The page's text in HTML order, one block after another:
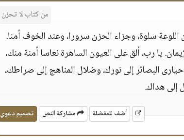
من كتاب لا تحزن
اللوعة سلوة، وجزاء الحزن سرورا، وعند الخوف أمنا.
يا رب، ألق على العيون الساهرة نعاسا أمنة منك،
البصائر إلى نورك، وضلال المناهج إلى صراطك،
إلى هداك.
أضف للمفضلة مشاركة النص تصميم دعوي